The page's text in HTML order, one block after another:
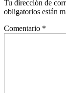
Tu dirección de
obligatorios están
Comentario *